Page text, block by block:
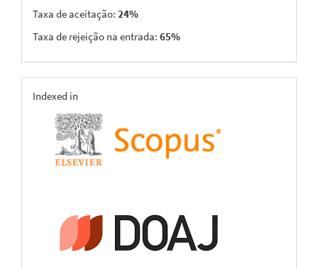
Taxa de aceitação: 24%
Taxa de rejeição na entrada: 65%
indexing
Indexed in